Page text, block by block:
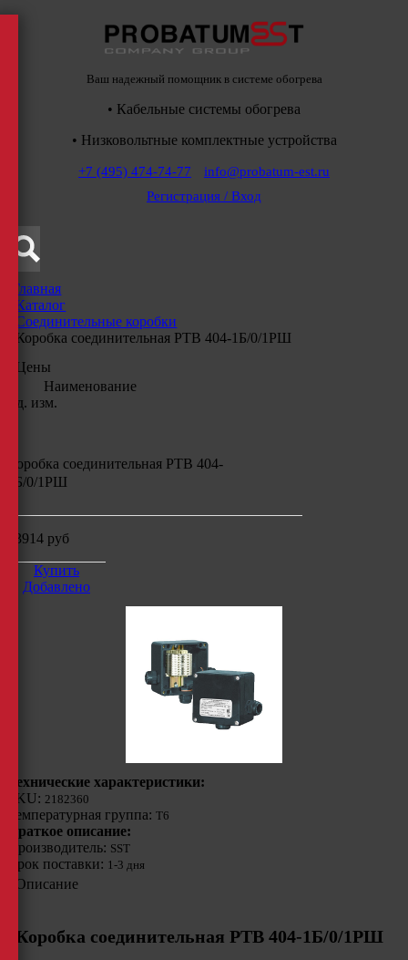
Ваш надежный помощник в системе обогрева
• Кабельные системы обогрева
• Низковольтные комплектные устройства
+7 (495) 474-74-77
info@probatum-est.ru
Регистрация / Вход
Главная
Каталог
Соединительные коробки
Коробка соединительная РТВ 404-1Б/0/1РШ
Цены
Наименование
Ед. изм.
Коробка соединительная РТВ 404-
1Б/0/1РШ
13914 руб
Купить
Добавлено
Технические характеристики:
SKU: 2182360
Температурная группа: Т6
Краткое описание:
Производитель: SST
Срок поставки: 1-3 дня
Описание
Коробка соединительная РТВ 404-1Б/0/1РШ